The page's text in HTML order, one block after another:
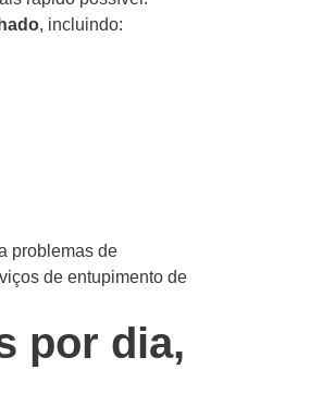
, incluindo:
problemas de
de entupimento de
por dia,